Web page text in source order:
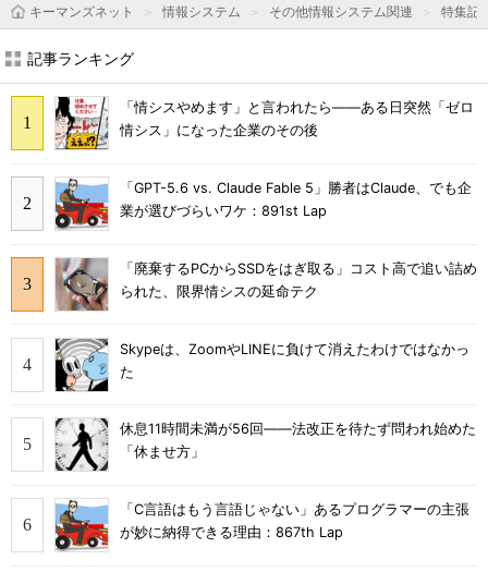
キーマンズネット
情報システム その他情報システム関連 特集記
記事ランキング
「情シスやめます」と言われたら――ある日突然「ゼロ
情シス」になった企業のその後
「GPT-5.6 vs. Claude Fable 5」勝者はClaude、でも企
業が選びづらいワケ：891st Lap
「廃棄するPCからSSDをはぎ取る」コスト高で追い詰め
られた、限界情シスの延命テク
Skypeは、ZoomやLINEに負けて消えたわけではなかっ
た
休息11時間未満が56回――法改正を待たず問われ始めた
「休ませ方」
「C言語はもう言語じゃない」あるプログラマーの主張
が妙に納得できる理由：867th Lap